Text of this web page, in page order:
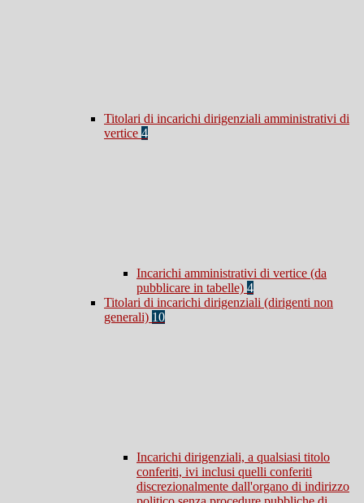
Titolari di incarichi dirigenziali amministrativi di
vertice 4
Incarichi amministrativi di vertice (da
pubblicare in tabelle) 4
Titolari di incarichi dirigenziali (dirigenti non
generali) 10
Incarichi dirigenziali, a qualsiasi titolo
conferiti, ivi inclusi quelli conferiti
discrezionalmente dall'organo di indirizzo